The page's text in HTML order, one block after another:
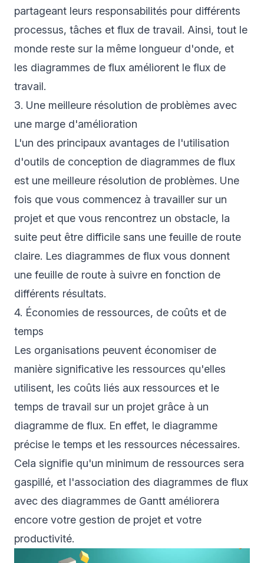
partageant leurs responsabilités pour différents
processus, tâches et flux de travail. Ainsi, tout le
monde reste sur la même longueur d'onde, et
les diagrammes de flux améliorent le flux de
travail.
3. Une meilleure résolution de problèmes avec
une marge d'amélioration
L'un des principaux avantages de l'utilisation
d'outils de conception de diagrammes de flux
est une meilleure résolution de problèmes. Une
fois que vous commencez à travailler sur un
projet et que vous rencontrez un obstacle, la
suite peut être difficile sans une feuille de route
claire. Les diagrammes de flux vous donnent
une feuille de route à suivre en fonction de
différents résultats.
4. Économies de ressources, de coûts et de
temps
Les organisations peuvent économiser de
manière significative les ressources qu'elles
utilisent, les coûts liés aux ressources et le
temps de travail sur un projet grâce à un
diagramme de flux. En effet, le diagramme
précise le temps et les ressources nécessaires.
Cela signifie qu'un minimum de ressources sera
gaspillé, et l'association des diagrammes de flux
avec des diagrammes de Gantt améliorera
encore votre gestion de projet et votre
productivité.